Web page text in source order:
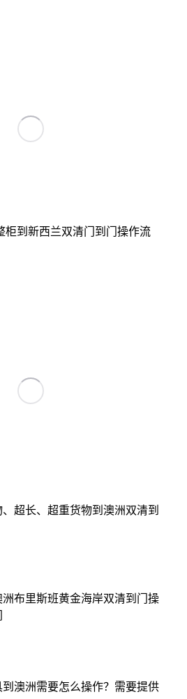
柜到新西兰双清门到门操作流
超长、超重货物到澳洲双清到
布里斯班黄金海岸双清到门操
澳洲需要怎么操作？需要提供